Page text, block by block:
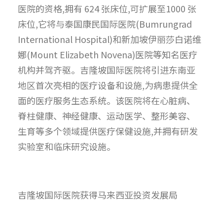
医院的资格,拥有 624 张床位,可扩展至1000 张
床位,它将与泰国康民国际医院(Bumrungrad
International Hospital)和新加坡伊丽莎白诺维
娜(Mount Elizabeth Novena)医院等知名医疗
机构并驾齐驱。吉隆坡国际医院将引进东南亚
地区首次亮相的医疗设备和设施,为病患提供全
面的医疗服务生态系统。该医院将在心脏病、
脊柱健康、神经健康、运动医学、整形美容、
生育等多个领域提供医疗保健设施,并拥有研发
实验室和临床研究设施。
吉隆坡国际医院获得马来西亚投资发展局